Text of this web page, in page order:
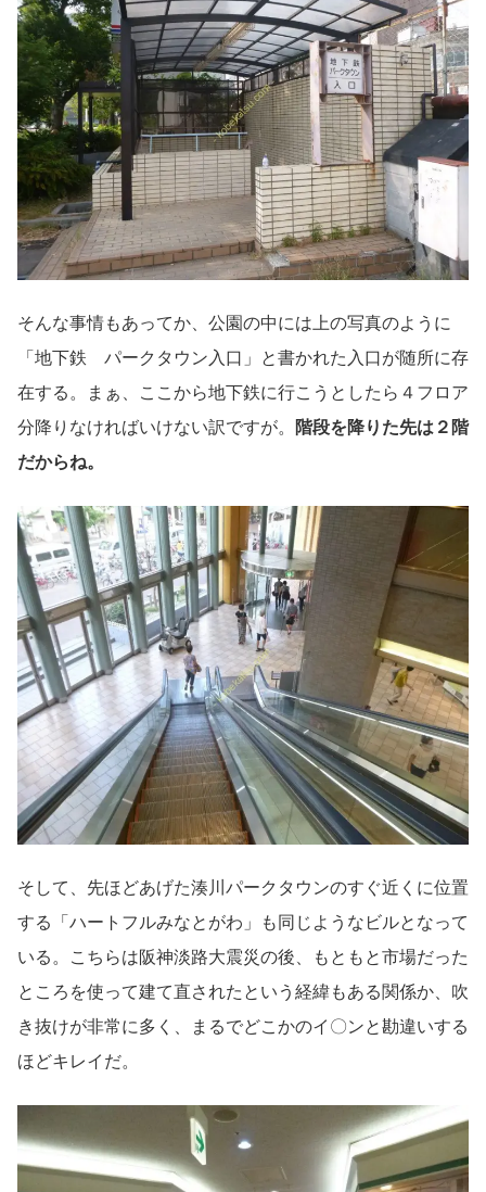
そんな事情もあってか、公園の中には上の写真のように
「地下鉄 パークタウン入口」と書かれた入口が随所に存
在する。まぁ、ここから地下鉄に行こうとしたら４フロア
分降りなければいけない訳ですが。
階段を降りた先は２階
だからね。
そして、先ほどあげた湊川パークタウンのすぐ近くに位置
する「ハートフルみなとがわ」も同じようなビルとなって
いる。こちらは阪神淡路大震災の後、もともと市場だった
ところを使って建て直されたという経緯もある関係か、吹
き抜けが非常に多く、まるでどこかのイ〇ンと勘違いする
ほどキレイだ。